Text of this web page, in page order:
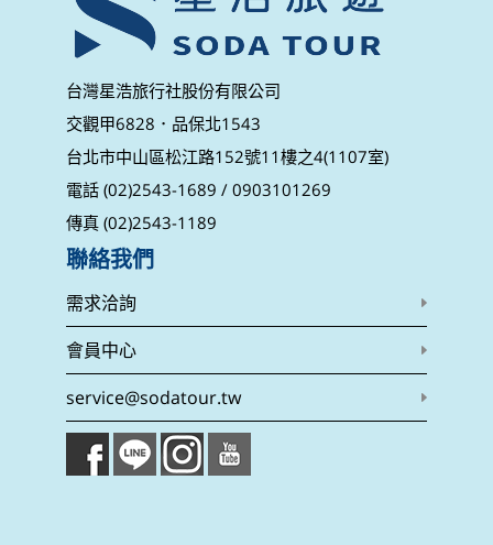
台灣星浩旅行社股份有限公司
交觀甲6828．品保北1543
台北市中山區松江路152號11樓之4(1107室)
電話 (02)2543-1689 / 0903101269
傳真 (02)2543-1189
聯絡我們
需求洽詢
會員中心
service@sodatour.tw